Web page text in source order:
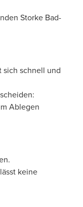
Storke Bad-
sich schnell und
Ablegen
keine